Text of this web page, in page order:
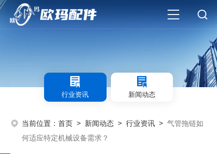
行业资讯 新闻动态
当前位置： 首页 > 新闻动态 > 行业资讯 > 气管拖链如
何适应特定机械设备需求？